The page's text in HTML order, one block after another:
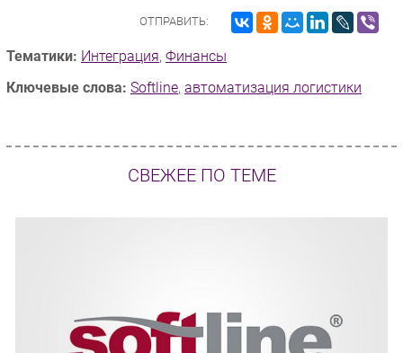
ОТПРАВИТЬ:
Тематики: Интеграция, Финансы
Ключевые слова: Softline, автоматизация логистики
СВЕЖЕЕ ПО ТЕМЕ